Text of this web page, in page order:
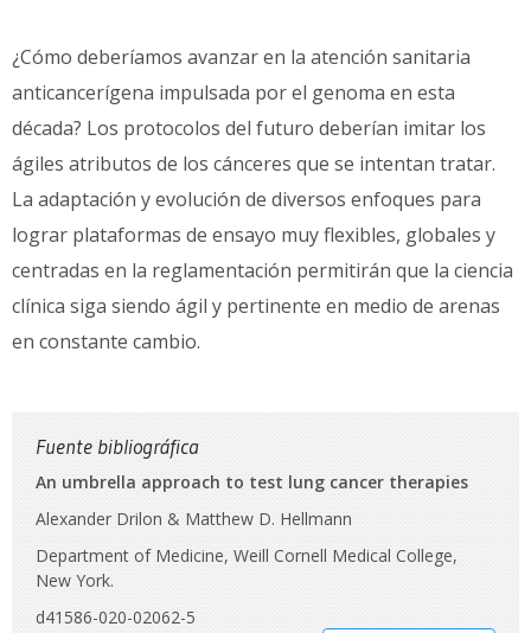
¿Cómo deberíamos avanzar en la atención sanitaria
anticancerígena impulsada por el genoma en esta
década? Los protocolos del futuro deberían imitar los
ágiles atributos de los cánceres que se intentan tratar.
La adaptación y evolución de diversos enfoques para
lograr plataformas de ensayo muy flexibles, globales y
centradas en la reglamentación permitirán que la ciencia
clínica siga siendo ágil y pertinente en medio de arenas
en constante cambio.
Fuente bibliográfica
An umbrella approach to test lung cancer therapies
Alexander Drilon & Matthew D. Hellmann
Department of Medicine, Weill Cornell Medical College,
New York.
d41586-020-02062-5